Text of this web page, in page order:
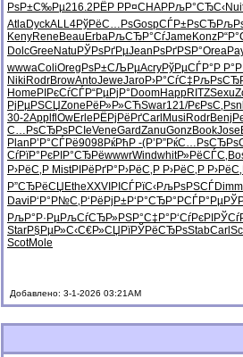
РѕР±С‰Рµ216.2 РЁР РР¤CHAPРљР°СЂС‹
AtlaDyckALL4РўРёС…РѕGospСЃР±РѕСЂ
KenyRene Beau ErbaРљСЂР°СѓJame Konz
DolcGree Natu РЎРѕРґРµJean РѕРґРЅР°Orea
wwwaColiOreg РѕР±СЉРµAcryРўРµСЃР° Р
Niki RodrBrowAntoJeweJaroР›Р°СѓС‡
Home РІРєСѓСЃР“РµРјР° DoomHappRITZSexu
РјРµРЅСЏZone РёР»Р»СЋSwar121/РєРѕС‚Рѕ
30-2Appl flOwErle РЁРјРёРґCarl Musi RodrBenj
С…РѕСЂРѕPCIeVeneGardZanuGonzBookJose
Plan Р’Р°СЃРё9098РќРћР -(Р’Р”РќС…РѕСЂРѕ
СѓРїР°РєРІР°СЂРёwwwrWindwhitР»РёСЃС‚
Р›РёС‚Р MistРІРёРґР° Р›РёС‚Р Р›РёС‚Р
Р”СЂРёСЏ EtheXXVI РІСЃРїС‹РљРѕРЅСЃDimm
Davi Р‘Р°Р№С‚ Р‘РёРјР±Р‘Р°СЂР° РСЃР°Рµ
РљР°Р·РµРљСѓСЂР»РЅР°С‡Р° Р‘СѓРєРІ
StarР§РµР»С‹С€Р»СЏРїРЎРёСЂРѕStabCarl
ScotMole
Добавлено: 3-1-2026 03:21AM